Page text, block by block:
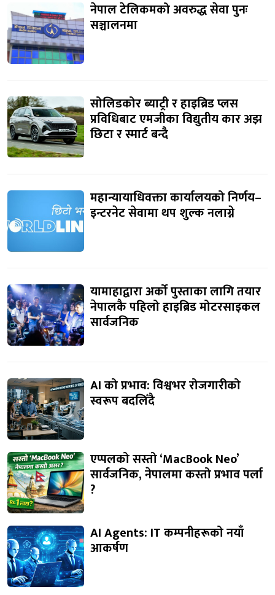
नेपाल टेलिकमको अवरुद्ध सेवा पुनः
सञ्चालनमा
सोलिडकोर ब्याट्री र हाइब्रिड प्लस
प्रविधिबाट एमजीका विद्युतीय कार अझ
छिटा र स्मार्ट बन्दै
महान्यायाधिवक्ता कार्यालयको निर्णय–
इन्टरनेट सेवामा थप शुल्क नलाग्ने
यामाहाद्वारा अर्को पुस्ताका लागि तयार
नेपालकै पहिलो हाइब्रिड मोटरसाइकल
सार्वजनिक
AI को प्रभाव: विश्वभर रोजगारीको
स्वरूप बदलिँदै
एप्पलको सस्तो ‘MacBook Neo’
सार्वजनिक, नेपालमा कस्तो प्रभाव पर्ला
?
AI Agents: IT कम्पनीहरूको नयाँ
आकर्षण